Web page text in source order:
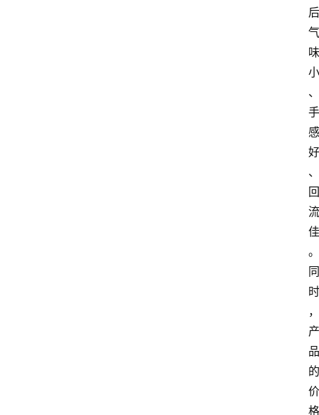
后
气
味
小
、
手
感
好
、
回
流
佳
。
同
时
，
产
品
的
价
格